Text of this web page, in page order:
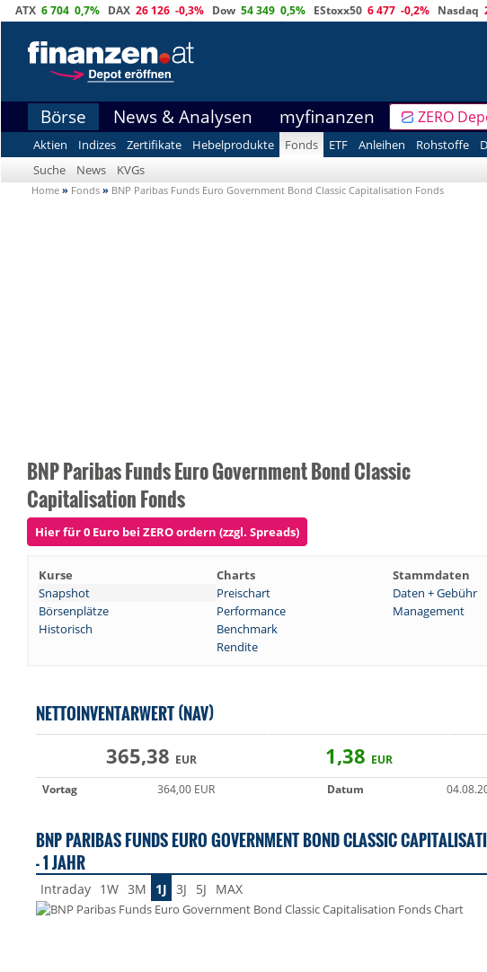
ATX 6 704 0,7% DAX 26 126 -0,3% Dow 54 349 0,5% EStoxx50 6 477 -0,2% Nasdaq
Börse News & Analysen myfinanzen ZERO
Aktien Indizes Zertifikate Hebelprodukte Fonds ETF Anleihen Rohstoffe
Suche
News KVGs
Home » Fonds » BNP Paribas Funds Euro Government Bond Classic Capitalisation Fonds
BNP Paribas Funds Euro Government Bond Classic
Capitalisation Fonds
Hier für 0 Euro bei ZERO ordern (zzgl. Spreads)
Kurse Charts Stammdaten
Snapshot
Preischart Daten + Gebühr
Börsenplätze
Performance Management
Historisch
Benchmark
Rendite
NETTOINVENTARWERT (NAV)
365,38 EUR 1,38 EUR
Vortag
364,00 EUR Datum
BNP PARIBAS FUNDS EURO GOVERNMENT BOND CLASSIC
- 1 JAHR
Intraday 1W 3M 1J 3J 5J MAX